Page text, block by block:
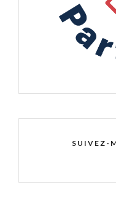
SUIVEZ-